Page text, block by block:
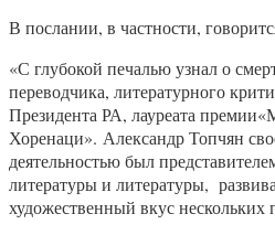
В послании, в частности,
«С глубокой печалью узнал о
переводчика, литературного
Президента РА, лауреата
Хоренаци». Александр Топчян
деятельностью был
литературы и литературы,
художественный вкус нескольких